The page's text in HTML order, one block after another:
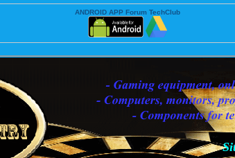
ANDROID APP Forum TechClub